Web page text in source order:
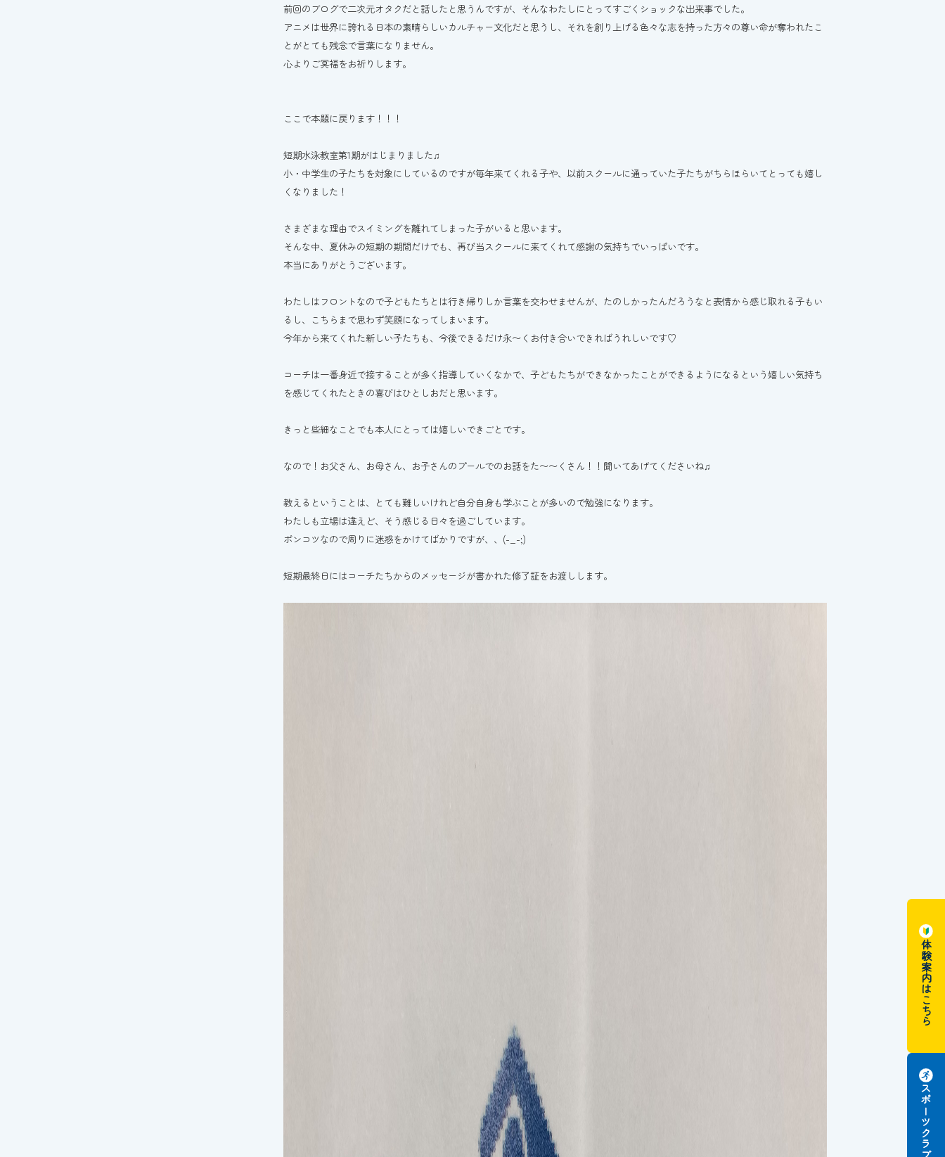
前回のブログで二次元オタクだと話したと思うんですが、そんなわたしにとってすごくショックな出来事でした。
アニメは世界に誇れる日本の素晴らしいカルチャー文化だと思うし、それを創り上げる色々な志を持った方々の尊い命が奪われたこ
とがとても残念で言葉になりません。
心よりご冥福をお祈りします。
ここで本題に戻ります！！！
短期水泳教室第1期がはじまりました♫
小・中学生の子たちを対象にしているのですが毎年来てくれる子や、以前スクールに通っていた子たちがちらほらいてとっても嬉し
くなりました！
さまざまな理由でスイミングを離れてしまった子がいると思います。
そんな中、夏休みの短期の期間だけでも、再び当スクールに来てくれて感謝の気持ちでいっぱいです。
本当にありがとうございます。
わたしはフロントなので子どもたちとは行き帰りしか言葉を交わせませんが、たのしかったんだろうなと表情から感じ取れる子もい
るし、こちらまで思わず笑顔になってしまいます。
今年から来てくれた新しい子たちも、今後できるだけ永〜くお付き合いできればうれしいです♡
コーチは一番身近で接することが多く指導していくなかで、子どもたちができなかったことができるようになるという嬉しい気持ち
を感じてくれたときの喜びはひとしおだと思います。
きっと些細なことでも本人にとっては嬉しいできごとです。
なので！お父さん、お母さん、お子さんのプールでのお話をた〜〜くさん！！聞いてあげてくださいね♫
教えるということは、とても難しいけれど自分自身も学ぶことが多いので勉強になります。
わたしも立場は違えど、そう感じる日々を過ごしています。
ポンコツなので周りに迷惑をかけてばかりですが、、(-_-;)
短期最終日にはコーチたちからのメッセージが書かれた修了証をお渡しします。
体験案内はこちら
スポーツクラブ